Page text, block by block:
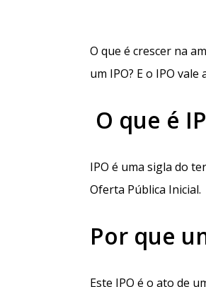
O que é crescer na
um IPO? E o IPO
O que é
IPO é uma sigla do
Oferta Pública Inicial.
Por que
Este IPO é o ato de